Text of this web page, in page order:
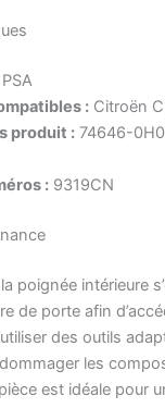
:Citroën
produit :74646-
:9319CN
poignée intérieure
de porte afin
des outils
les
est idéale pour